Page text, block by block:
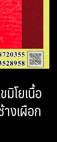
โยเนื้อ
งเผือก